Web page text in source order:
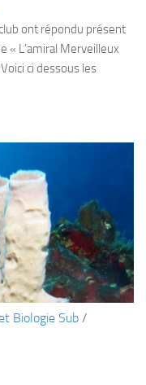
ont répondu présent
« L’amiral Merveilleux
ci dessous les
Biologie Sub /